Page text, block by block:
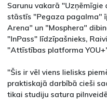
Sarunu vakarā
stāstīs "Pegaza pagalma"
Arena" un "Mosphera"
"InPass" līdzīpašnieks,
"Attīstības platforma
"Šis ir vēl viens lielisks
praktiskajā darbībā cieši
tikai studiju satura